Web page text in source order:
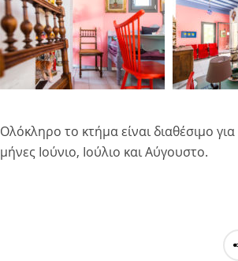
Ολόκληρο το κτήμα είναι διαθέσιμο
μήνες Ιούνιο, Ιούλιο και Αύγουστο.